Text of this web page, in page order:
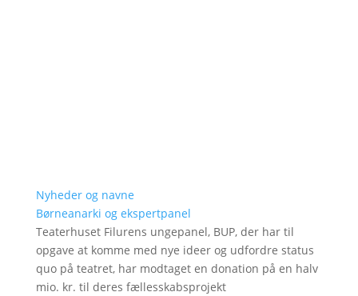
Nyheder og navne
Børneanarki og ekspertpanel
Teaterhuset Filurens ungepanel, BUP, der har til
opgave at komme med nye ideer og udfordre status
quo på teatret, har modtaget en donation på en halv
mio. kr. til deres fællesskabsprojekt